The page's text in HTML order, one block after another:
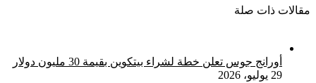
مقالات ذات صلة
أورانج جوس تعلن خطة لشراء بيتكوين بقيمة 30 مليون دولار
29 يوليو، 2026